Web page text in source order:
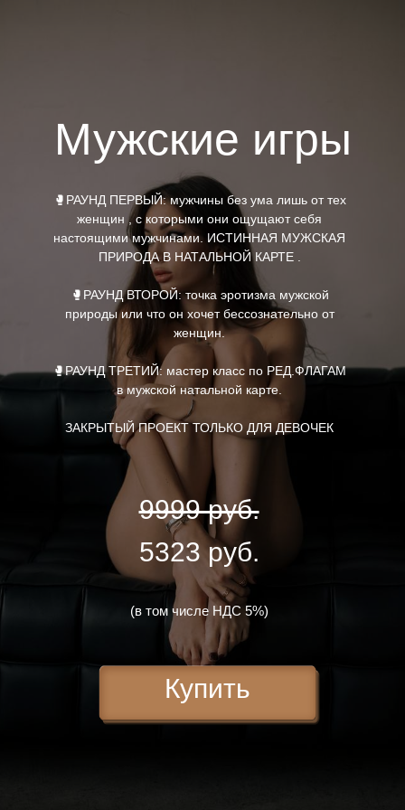
Мужские игры
9999 руб.
5323 руб.
(в том числе НДС 5%)
🥊РАУНД ПЕРВЫЙ: мужчины без ума лишь от тех
женщин , с которыми они ощущают себя
настоящими мужчинами. ИСТИННАЯ МУЖСКАЯ
ПРИРОДА В НАТАЛЬНОЙ КАРТЕ .
🥊РАУНД ВТОРОЙ: точка эротизма мужской
природы или что он хочет бессознательно от
женщин.
🥊РАУНД ТРЕТИЙ: мастер класс по РЕД.ФЛАГАМ
в мужской натальной карте.
ЗАКРЫТЫЙ ПРОЕКТ ТОЛЬКО ДЛЯ ДЕВОЧЕК
Купить